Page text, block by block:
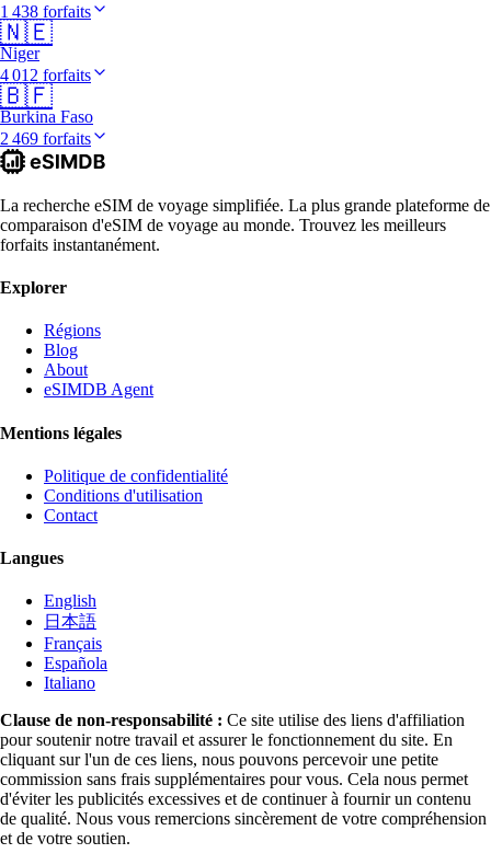
1 438 forfaits
🇳🇪
Niger
4 012 forfaits
🇧🇫
Burkina Faso
2 469 forfaits
La recherche eSIM de voyage simplifiée. La plus grande plateforme de
comparaison d'eSIM de voyage au monde. Trouvez les meilleurs
forfaits instantanément.
Explorer
Régions
Blog
About
eSIMDB Agent
Mentions légales
Politique de confidentialité
Conditions d'utilisation
Contact
Langues
English
日本語
Français
Española
Italiano
Clause de non-responsabilité : Ce site utilise des liens d'affiliation
pour soutenir notre travail et assurer le fonctionnement du site. En
cliquant sur l'un de ces liens, nous pouvons percevoir une petite
commission sans frais supplémentaires pour vous. Cela nous permet
d'éviter les publicités excessives et de continuer à fournir un contenu
de qualité. Nous vous remercions sincèrement de votre compréhension
et de votre soutien.